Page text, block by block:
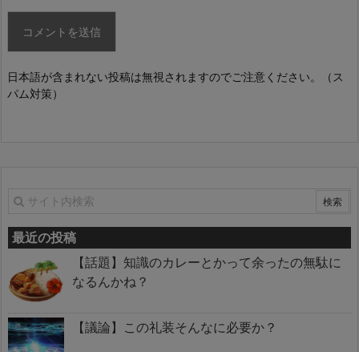
日本語が含まれない投稿は無視されますのでご注意ください。（ス
パム対策）
最近の投稿
【話題】知識のカレーとかって余ったの無駄に
なるんかね？
【議論】この礼装そんなに必要か？